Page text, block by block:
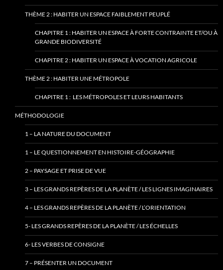
THÈME 2 : HABITER UN ESPACE FAIBLEMENT PEUPLÉ
CHAPITRE 1 : HABITER UN ESPACE À FORTE CONTRAINTE ET/OU À
GRANDE BIODIVERSITÉ
CHAPITRE 2 : HABITER UN ESPACE À VOCATION AGRICOLE
THÈME 2 : HABITER UNE MÉTROPOLE
CHAPITRE 1 : LES MÉTROPOLES ET LEURS HABITANTS
MÉTHODOLOGIE
1 – LA NATURE DU DOCUMENT
1 – LE QUESTIONNEMENT EN HISTOIRE-GÉOGRAPHIE
2 – PAYSAGE ET PRISE DE VUE
3 – LES GRANDS REPÈRES DE LA PLANÈTE / LES LIGNES IMAGINAIRES
4 – LES GRANDS REPÈRES DE LA PLANÈTE / L’ORIENTATION
5- LES GRANDS REPÈRES DE LA PLANÈTE / LES ÉCHELLES
6- LES VERBES DE CONSIGNE
7 – PRÉSENTER UN DOCUMENT